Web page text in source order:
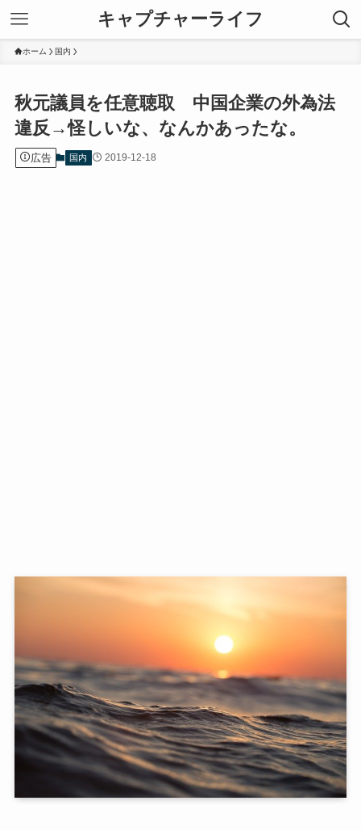
キャプチャーライフ
ホーム 国内
秋元議員を任意聴取 中国企業の外為法
違反→怪しいな、なんかあったな。
広告 国内 2019-12-18